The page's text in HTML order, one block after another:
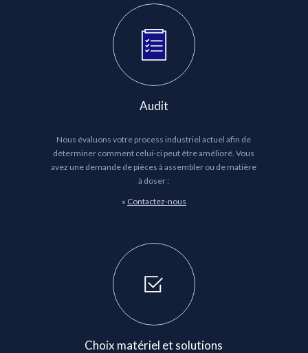
Audit
Nous évaluons votre process industriel actuel afin de
déterminer comment celui-ci peut être amélioré. Vous
avez une demande de pièces à assembler ou de matière
à doser :
» Contactez-nous
Choix matériel et solutions